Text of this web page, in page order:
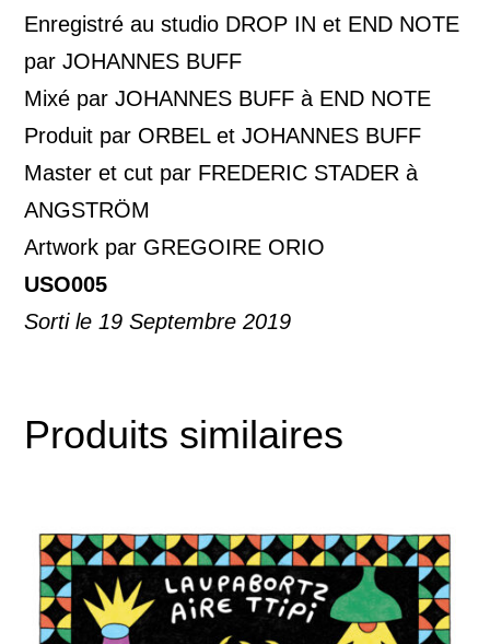
Enregistré au studio DROP IN et END NOTE
par JOHANNES BUFF
Mixé par JOHANNES BUFF à END NOTE
Produit par ORBEL et JOHANNES BUFF
Master et cut par FREDERIC STADER à
ANGSTRÖM
Artwork par GREGOIRE ORIO
USO005
Sorti le 19 Septembre 2019
Produits similaires